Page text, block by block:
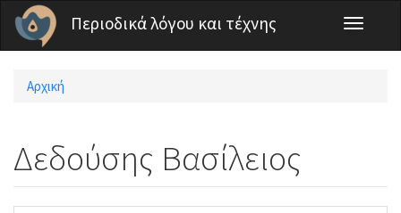
Παράκαμψη προς το κυρίως περιεχόμενο
Περιοδικά λόγου και τέχνης
Toggle
Είστε εδώ
Αρχική
Δεδούσης Βασίλειος